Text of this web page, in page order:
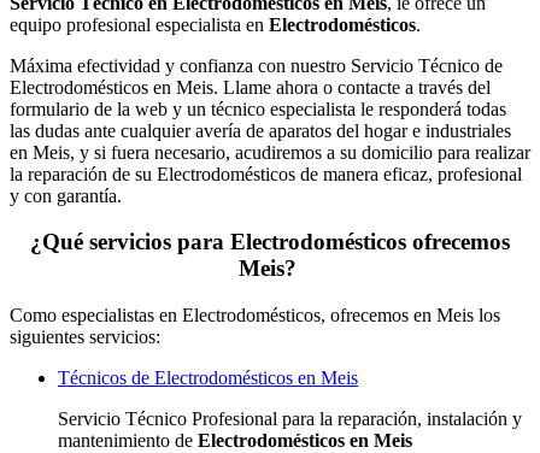
equipo profesional especialista en Electrodomésticos.
Máxima efectividad y confianza con nuestro Servicio Técnico de
Electrodomésticos en Meis. Llame ahora o contacte a través del
formulario de la web y un técnico especialista le responderá todas
las dudas ante cualquier avería de aparatos del hogar e industriales
en Meis, y si fuera necesario, acudiremos a su domicilio para realizar
la reparación de su Electrodomésticos de manera eficaz, profesional
y con garantía.
¿Qué servicios para Electrodomésticos ofrecemos
Meis?
Como especialistas en Electrodomésticos, ofrecemos en Meis los
siguientes servicios:
Técnicos de Electrodomésticos en Meis
Servicio Técnico Profesional para la reparación, instalación y
mantenimiento de Electrodomésticos en Meis